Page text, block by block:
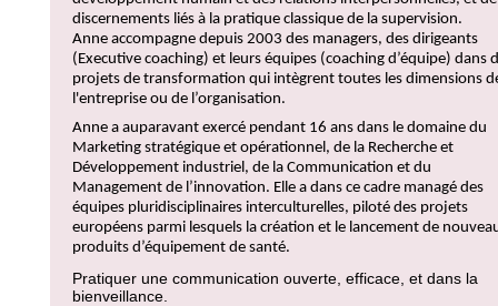
discernements liés à la pratique classique de la supervision.
Anne accompagne depuis 2003 des managers, des dirigeants
(Executive coaching) et leurs équipes (coaching d’équipe) dans
projets de transformation qui intègrent toutes les dimensions
l'entreprise ou de l’organisation.
Anne a auparavant exercé pendant 16 ans dans le domaine du
Marketing stratégique et opérationnel, de la Recherche et
Développement industriel, de la Communication et du
Management de l’innovation. Elle a dans ce cadre managé des
équipes pluridisciplinaires interculturelles, piloté des projets
européens parmi lesquels la création et le lancement de
produits d’équipement de santé.
Pratiquer une communication ouverte, efficace, et dans la
bienveillance.